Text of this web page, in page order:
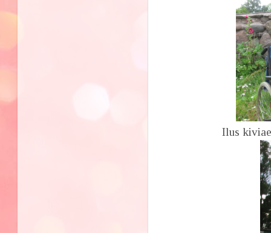
Ilus